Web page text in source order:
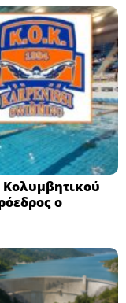
Κολυμβητικού
ο